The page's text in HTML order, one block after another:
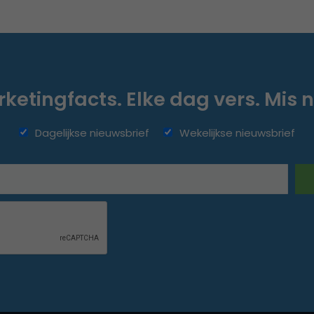
Elke dag vers. Mis
Dagelijkse nieuwsbrief Wekelijkse nieuwsbrief